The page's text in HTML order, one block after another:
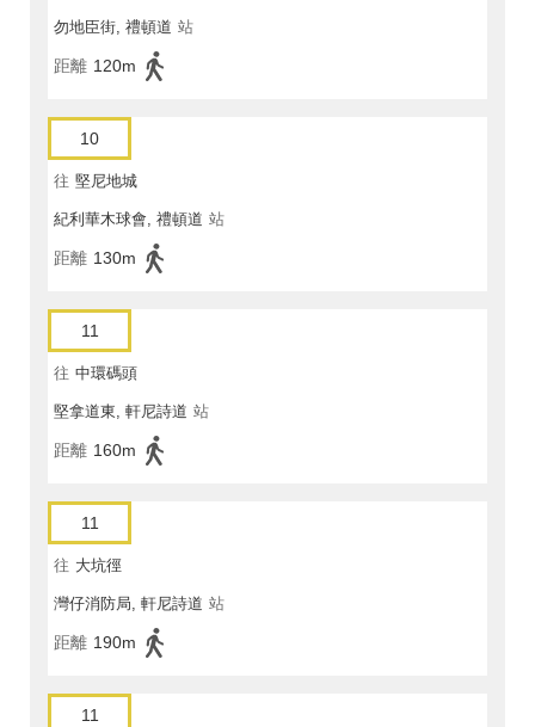
勿地臣街, 禮頓道 站
距離 120m
10
往 堅尼地城
紀利華木球會, 禮頓道 站
距離 130m
11
往 中環碼頭
堅拿道東, 軒尼詩道 站
距離 160m
11
往 大坑徑
灣仔消防局, 軒尼詩道 站
距離 190m
11